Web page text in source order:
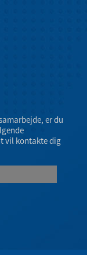
er du
vil kontakte dig